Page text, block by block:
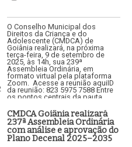
O Conselho Municipal dos
Direitos da Criança e do
Adolescente (CMDCA) de
Goiânia realizará, na próxima
terça-feira, 9 de setembro de
2025, às 14h, sua 239ª
Assembleia Ordinária, em
formato virtual pela plataforma
Zoom. Acesse a reunião aquiID
da reunião: 823 5975 7588 Entre
os pontos centrais da pauta
CMDCA Goiânia realizará
237ª Assembleia Ordinária
com análise e aprovação do
Plano Decenal 2025–2035